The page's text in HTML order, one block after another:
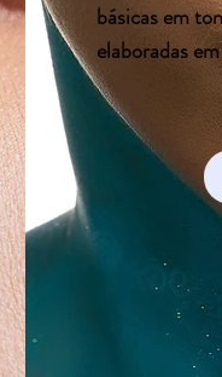
básicas em
elaboradas